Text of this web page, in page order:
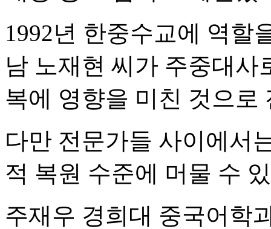
1992년 한중수교에 역할
남 노재현 씨가 주중대사
복에 영향을 미친 것으로
다만 전문가들 사이에서
적 복원 수준에 머물 수
주재우 경희대 중국어학